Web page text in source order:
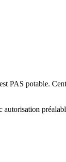
PAS potable.